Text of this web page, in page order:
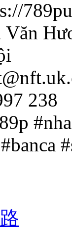
238